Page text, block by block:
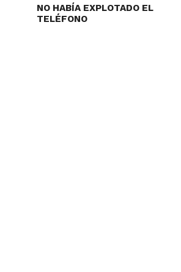
NO HABÍA EXPLOTADO EL
TELÉFONO